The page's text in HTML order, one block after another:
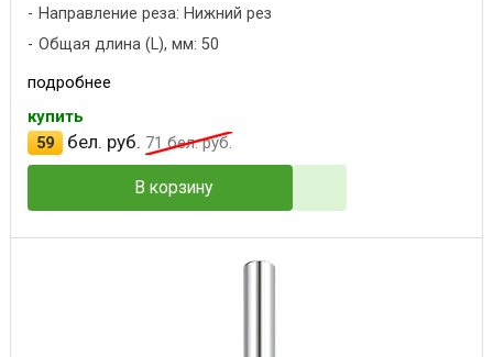
Направление реза: Нижний рез
Общая длина (L), мм: 50
подробнее
купить
59
бел. руб. 71 бел. руб.
В корзину